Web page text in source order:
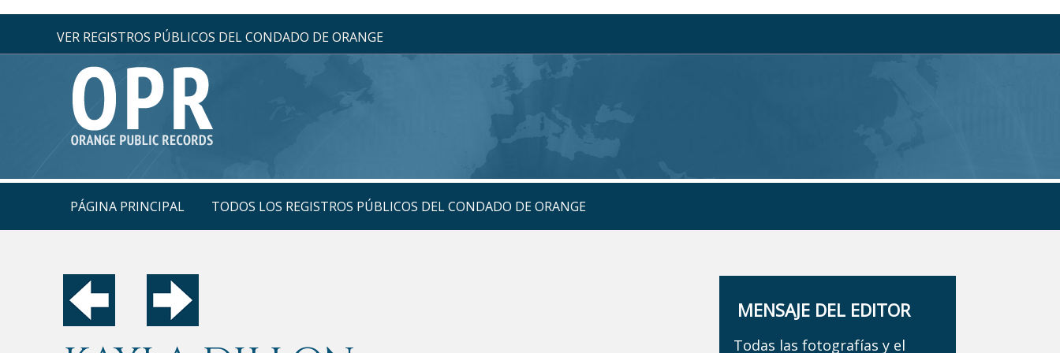
VER REGISTROS PÚBLICOS DEL CONDADO DE ORANGE
PÁGINA PRINCIPAL TODOS LOS REGISTROS PÚBLICOS DEL CONDADO DE ORANGE
MENSAJE DEL EDITOR
Todas las fotografías y el